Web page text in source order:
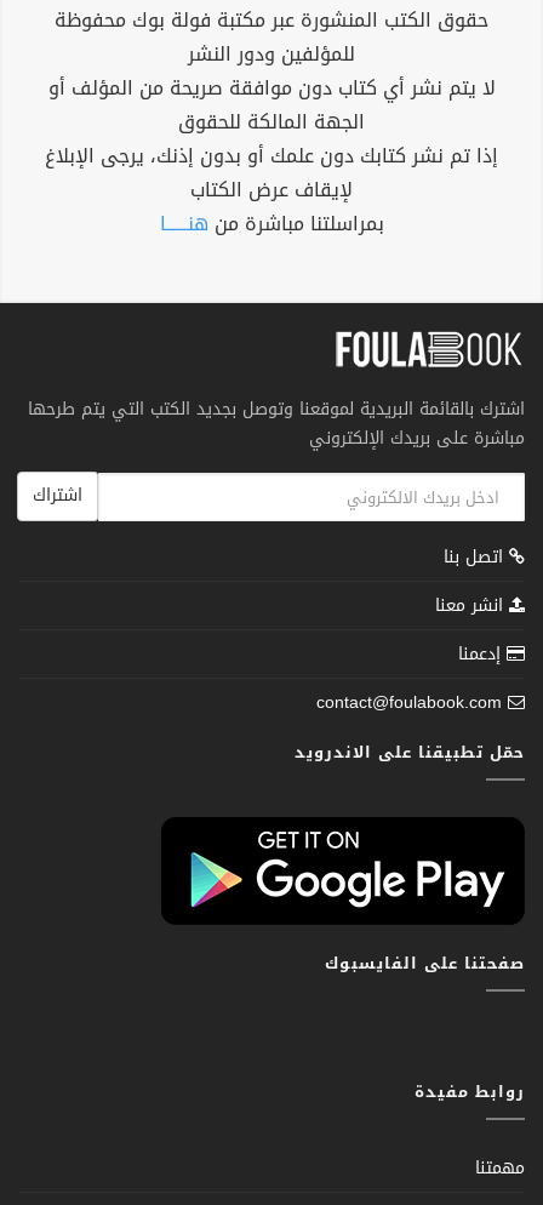
حقوق الكتب المنشورة عبر مكتبة فولة بوك محفوظة
للمؤلفين ودور النشر
لا يتم نشر أي كتاب دون موافقة صريحة من المؤلف أو
الجهة المالكة للحقوق
إذا تم نشر كتابك دون علمك أو بدون إذنك، يرجى الإبلاغ
لإيقاف عرض الكتاب
بمراسلتنا مباشرة من هنــــــا
اشترك بالقائمة البريدية لموقعنا وتوصل بجديد الكتب التي يتم طرحها
مباشرة على بريدك الإلكتروني
اشتراك
اتصل بنا
انشر معنا
إدعمنا
contact@foulabook.com
حمّل تطبيقنا على الاندرويد
صفحتنا على الفايسبوك
روابط مفيدة
مهمتنا